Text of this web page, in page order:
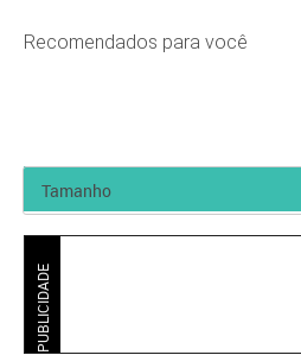
Recomendados para você
PUBLICIDADE